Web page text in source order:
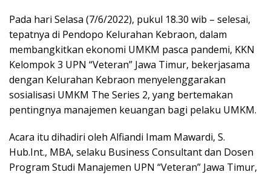
Pada hari Selasa (7/6/2022), pukul 18.30 wib – selesai,
tepatnya di Pendopo Kelurahan Kebraon, dalam
membangkitkan ekonomi UMKM pasca pandemi, KKN
Kelompok 3 UPN “Veteran” Jawa Timur, bekerjasama
dengan Kelurahan Kebraon menyelenggarakan
sosialisasi UMKM The Series 2, yang bertemakan
pentingnya manajemen keuangan bagi pelaku UMKM.
Acara itu dihadiri oleh Alfiandi Imam Mawardi, S.
Hub.Int., MBA, selaku Business Consultant dan Dosen
Program Studi Manajemen UPN “Veteran” Jawa Timur,